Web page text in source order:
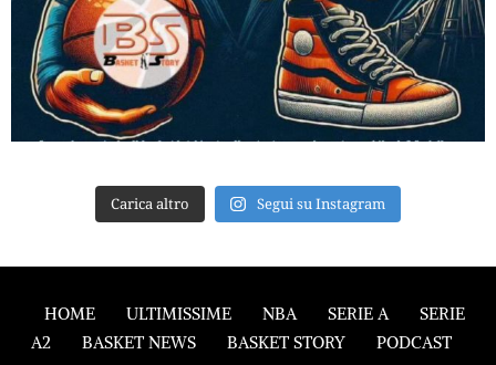
Carica altro Segui su Instagram
HOME ULTIMISSIME NBA SERIE A
SERIE
A2
BASKET NEWS BASKET STORY PODCAST